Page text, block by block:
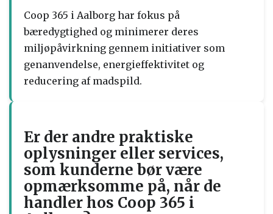
Coop 365 i Aalborg har fokus på
bæredygtighed og minimerer deres
miljøpåvirkning gennem initiativer som
genanvendelse, energieffektivitet og
reducering af madspild.
Er der andre praktiske
oplysninger eller services,
som kunderne bør være
opmærksomme på, når de
handler hos Coop 365 i